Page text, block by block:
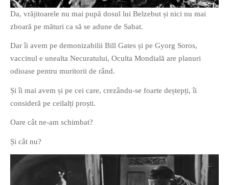
Da, vrăjitoarele nu mai pupă dosul lui Belzebut și nici nu mai
zboară pe mături ca să se adune de Sabat.
Dar îi avem pe demonizabilii Bill Gates și pe Gyorg Soros,
vaccinul e unealta Necuratului, Oculta Mondială are planuri
odioase pentru muritorii de rând.
Și îi mai avem și pe cei care, crezându-se foarte deștepți, îi
consideră pe ceilalți proști.
Oare cât ne-am schimbat?
Și cât nu?